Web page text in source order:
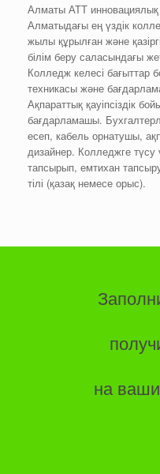
Алматы АТТ инновациялық
Алматыдағы ең үздік
жылы құрылған және
білім беру саласындағы
Колледж келесі
техникасы және
Ақпараттық қауіпсіздік
бағдарламашы.
есеп, кабель орнатушы,
дизайнер. Колледжге түсу
тапсырып, емтихан
тілі (қазақ немесе орыс).
на